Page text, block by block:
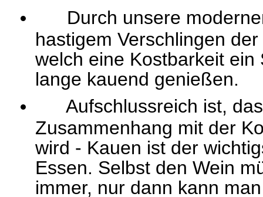
Durch unsere
hastigem Verschlingen
welch eine Kostbarkeit
lange kauend genießen.
Aufschlussreich ist,
Zusammenhang mit der
wird - Kauen ist der
Essen. Selbst den Wein
immer, nur dann kann